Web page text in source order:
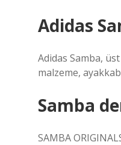
Adidas
Adidas Samba,
malzeme,
Samba
SAMBA